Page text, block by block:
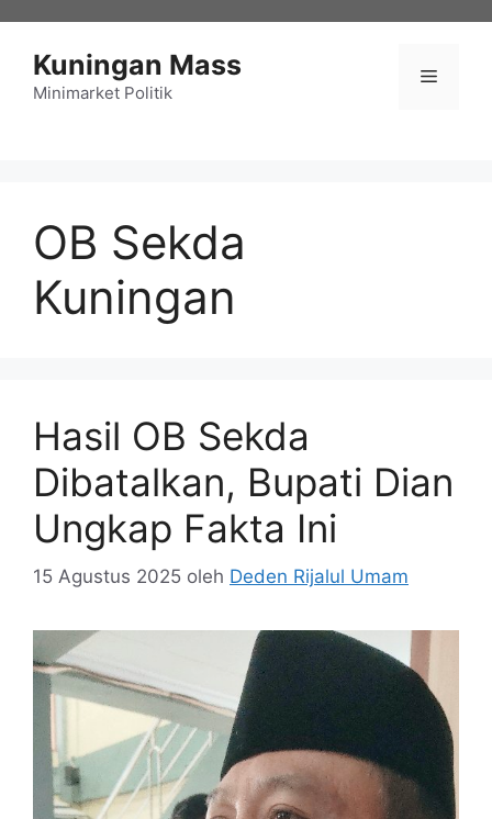
Kuningan Mass
Minimarket Politik
Menu
OB Sekda
Kuningan
Hasil OB Sekda
Dibatalkan, Bupati Dian
Ungkap Fakta Ini
15 Agustus 2025 oleh Deden Rijalul Umam